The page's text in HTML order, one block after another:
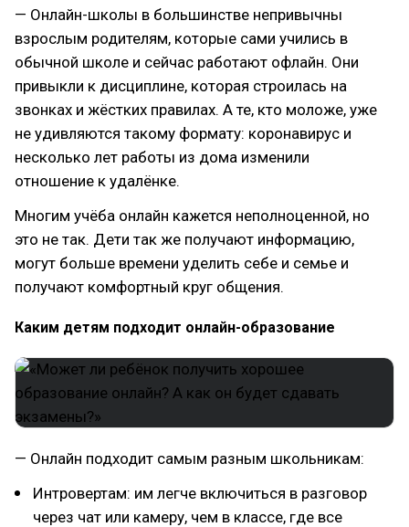
— Онлайн-школы в большинстве непривычны
взрослым родителям, которые сами учились в
обычной школе и сейчас работают офлайн. Они
привыкли к дисциплине, которая строилась на
звонках и жёстких правилах. А те, кто моложе, уже
не удивляются такому формату: коронавирус и
несколько лет работы из дома изменили
отношение к удалёнке.
Многим учёба онлайн кажется неполноценной, но
это не так. Дети так же получают информацию,
могут больше времени уделить себе и семье и
получают комфортный круг общения.
Каким детям подходит онлайн-образование
— Онлайн подходит самым разным школьникам:
Интровертам: им легче включиться в разговор
через чат или камеру, чем в классе, где все